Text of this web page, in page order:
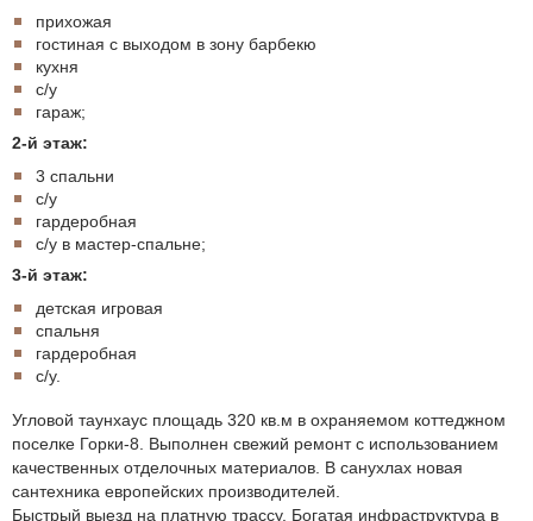
прихожая
гостиная с выходом в зону барбекю
кухня
с/у
гараж;
2-й этаж:
3 спальни
с/у
гардеробная
с/у в мастер-спальне;
3-й этаж:
детская игровая
спальня
гардеробная
с/у.
Угловой таунхаус площадь 320 кв.м в охраняемом коттеджном
поселке Горки-8. Выполнен свежий ремонт с использованием
качественных отделочных материалов. В санухлах новая
сантехника европейских производителей.
Быстрый выезд на платную трассу. Богатая инфраструктура в